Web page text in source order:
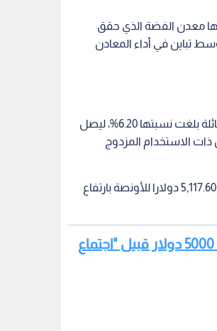
معدن الفضة الذي حقق
تباين في أداء المعادن
وفي تداولات المعادن النفيسة، خطفت الفضة (عقود COMEX) الأضواء بقفزة هائلة بلغت نسبتها 6.20%، ليصل
ذات الاستخدام المزدوج
وبالتوازي، كسرت عقود الذهب (COMEX) لشهر أبريل حاجز الـ 5100 دولار، مسجلة 5,117.60 دولارا للأونصة بارتفاع
اقرأ أيضا: انهيار جديد.. الفضة تهوي 11% والذهب يكسر حاجز الـ 5000 دولار قبيل "اجتماع